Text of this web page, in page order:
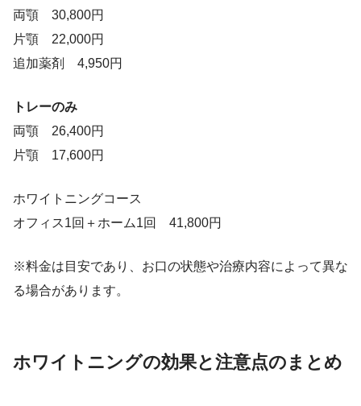
両顎 30,800円
片顎 22,000円
追加薬剤 4,950円
トレーのみ
両顎 26,400円
片顎 17,600円
ホワイトニングコース
オフィス1回＋ホーム1回 41,800円
※料金は目安であり、お口の状態や治療内容によって異な
る場合があります。
ホワイトニングの効果と注意点のまとめ